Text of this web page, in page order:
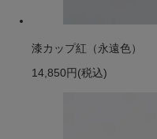
漆カップ紅（永遠色）
14,850円 (税込)